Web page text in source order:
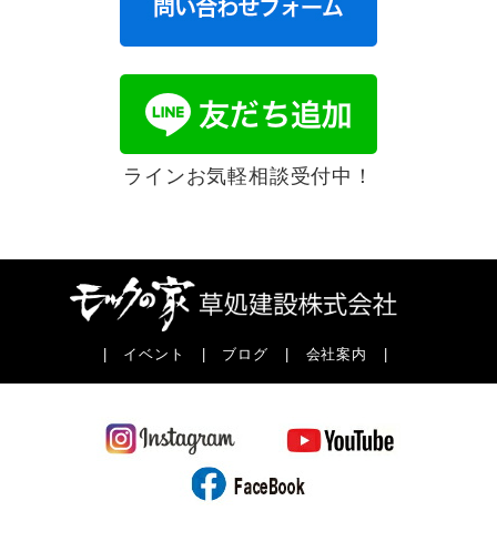
ラインお気軽相談受付中！
| イベント | ブログ | 会社案内 |